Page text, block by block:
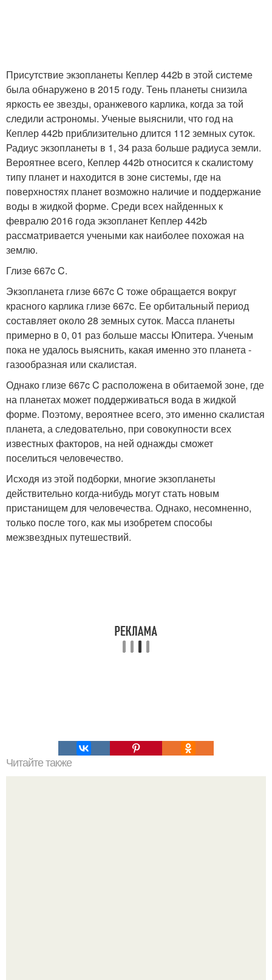
Присутствие экзопланеты Кеплер 442b в этой системе
была обнаружено в 2015 году. Тень планеты снизила
яркость ее звезды, оранжевого карлика, когда за той
следили астрономы. Ученые выяснили, что год на
Кеплер 442b приблизительно длится 112 земных суток.
Радиус экзопланеты в 1, 34 раза больше радиуса земли.
Вероятнее всего, Кеплер 442b относится к скалистому
типу планет и находится в зоне системы, где на
поверхностях планет возможно наличие и поддержание
воды в жидкой форме. Среди всех найденных к
февралю 2016 года экзопланет Кеплер 442b
рассматривается учеными как наиболее похожая на
землю.
Глизе 667c C.
Экзопланета глизе 667c C тоже обращается вокруг
красного карлика глизе 667c. Ее орбитальный период
составляет около 28 земных суток. Масса планеты
примерно в 0, 01 раз больше массы Юпитера. Ученым
пока не удалось выяснить, какая именно это планета -
газообразная или скалистая.
Однако глизе 667c C расположена в обитаемой зоне, где
на планетах может поддерживаться вода в жидкой
форме. Поэтому, вероятнее всего, это именно скалистая
планета, а следовательно, при совокупности всех
известных факторов, на ней однажды сможет
поселиться человечество.
Исходя из этой подборки, многие экзопланеты
действительно когда-нибудь могут стать новым
пристанищем для человечества. Однако, несомненно,
только после того, как мы изобретем способы
межзвездных путешествий.
Читайте также